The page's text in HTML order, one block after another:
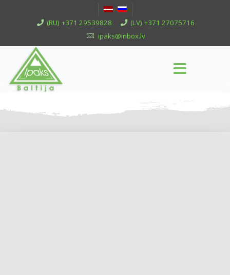
(RU) +371 29539828
(LV) +371 27075716
ipaks@inbox.lv